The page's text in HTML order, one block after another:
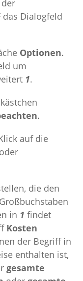
das Dialogfeld
Optionen.
um
1.
.
auf die
oder
die den
in 1 findet
Kosten
der Begriff in
enthalten ist,
gesamte